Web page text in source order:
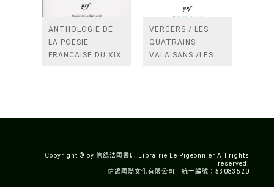
ANTHOLOGIE DE
LA POESIE
FRANCAISE DU XIX
VERGERS / LES
QUATRAINS
VALAISANS /LES
Copyright © by 信鴿法國書店 Librairie Le Pigeonnier All rights
reserved.
信鴿國際文化有限公司 統一編號：53083520